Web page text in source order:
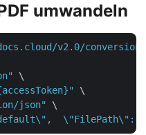
umwandeln
v2.0/conversion"
\
\
json"
\
\"FilePath\":